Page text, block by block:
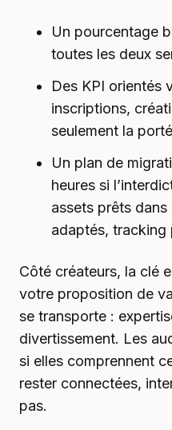
Un pourcentage
toutes les deux
Des KPI orientés
inscriptions,
seulement la
Un plan de
heures si
assets prêts dans
adaptés, tracking
Côté créateurs, la clé
votre proposition de
se transporte :
divertissement. Les
si elles comprennent
rester connectées,
pas.